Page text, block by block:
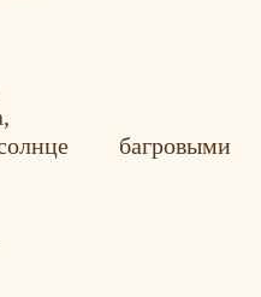
багровыми